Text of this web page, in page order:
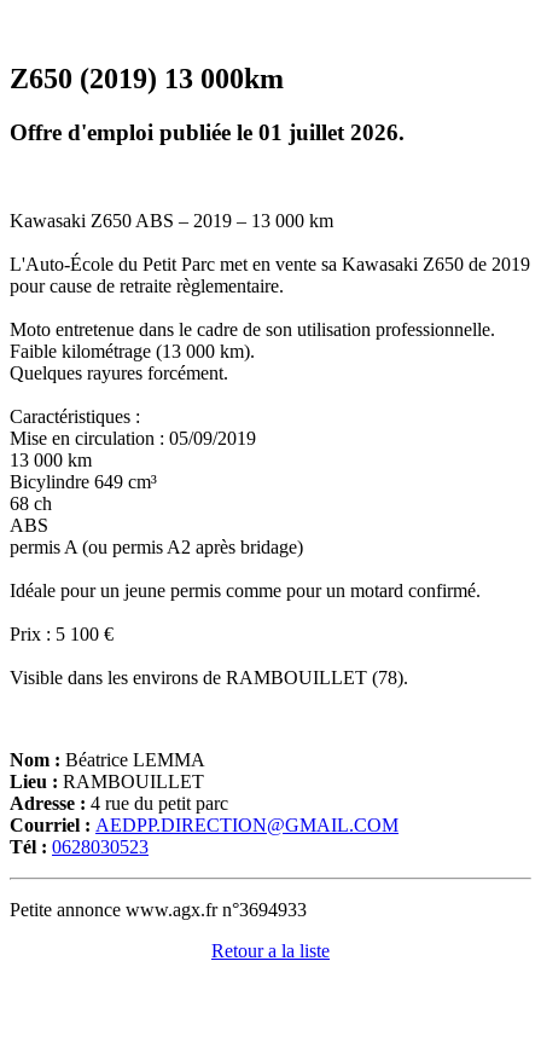
Z650 (2019) 13 000km
Offre d'emploi publiée le 01 juillet 2026.
Kawasaki Z650 ABS – 2019 – 13 000 km
L'Auto-École du Petit Parc met en vente sa Kawasaki Z650 de 2019
pour cause de retraite règlementaire.
Moto entretenue dans le cadre de son utilisation professionnelle.
Faible kilométrage (13 000 km).
Quelques rayures forcément.
Caractéristiques :
Mise en circulation : 05/09/2019
13 000 km
Bicylindre 649 cm³
68 ch
ABS
permis A (ou permis A2 après bridage)
Idéale pour un jeune permis comme pour un motard confirmé.
Prix : 5 100 €
Visible dans les environs de RAMBOUILLET (78).
Nom : Béatrice LEMMA
Lieu : RAMBOUILLET
Adresse : 4 rue du petit parc
Courriel : AEDPP.DIRECTION@GMAIL.COM
Tél : 0628030523
Petite annonce www.agx.fr n°3694933
Retour a la liste